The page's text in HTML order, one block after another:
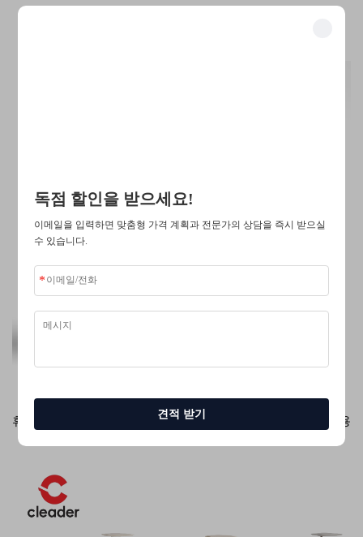
멀티기능 소형 화이트 소켓(USB-A + USB-C + 3구 콘센트) 내
휴대용 지우기 가능한 자석식 화이트보드/블랙보드 스탠드 겸용
독점 할인을 받으세요!
이메일을 입력하면 맞춤형 가격 계획과 전문가의 상담을 즉시 받으실
수 있습니다.
견적 받기